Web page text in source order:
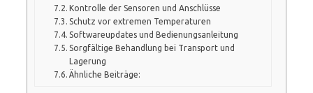
Kontrolle der Sensoren und Anschlüsse
Schutz vor extremen Temperaturen
Softwareupdates und Bedienungsanleitung
Sorgfältige Behandlung bei Transport und
Lagerung
Ähnliche Beiträge: